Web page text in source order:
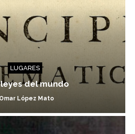
LUGARES
del mundo
Omar López Mato